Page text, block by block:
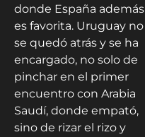
donde España además
es favorita. Uruguay no
se quedó atrás y se ha
encargado, no solo de
pinchar en el primer
encuentro con Arabia
Saudí, donde empató,
sino de rizar el rizo y